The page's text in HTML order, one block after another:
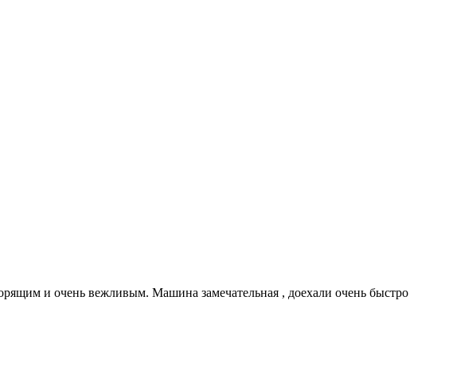
и очень вежливым. Машина замечательная , доехали очень быстро